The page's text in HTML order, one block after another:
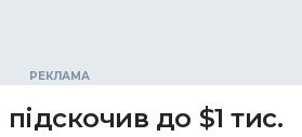
до $1 тис.